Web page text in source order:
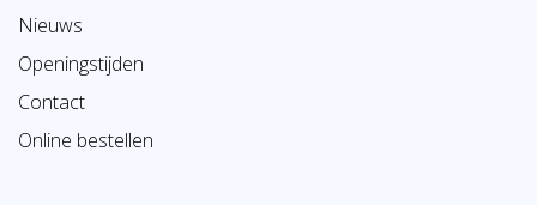
Nieuws
Openingstijden
Contact
Online bestellen